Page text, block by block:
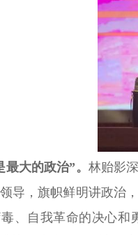
大的政治”。 林贻影
导，旗帜鲜明讲政治
、自我革命的决心